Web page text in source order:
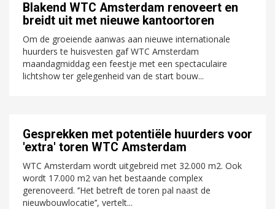
Blakend WTC Amsterdam renoveert en
breidt uit met nieuwe kantoortoren
Om de groeiende aanwas aan nieuwe internationale
huurders te huisvesten gaf WTC Amsterdam
maandagmiddag een feestje met een spectaculaire
lichtshow ter gelegenheid van de start bouw...
Gesprekken met potentiële huurders voor
'extra' toren WTC Amsterdam
WTC Amsterdam wordt uitgebreid met 32.000 m2. Ook
wordt 17.000 m2 van het bestaande complex
gerenoveerd. ‘’Het betreft de toren pal naast de
nieuwbouwlocatie’’, vertelt...